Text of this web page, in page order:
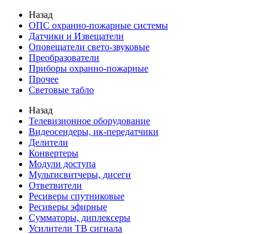
Назад
ОПС охранно-пожарные системы
Датчики и Извещатели
Оповещатели свето-звуковые
Преобразователи
Приборы охранно-пожарные
Прочее
Световые табло
Назад
Телевизионное оборудование
Видеосендеры, ик-передатчики
Делители
Конвертеры
Модули доступа
Мультисвитчеры, дисеги
Ответвители
Ресиверы спутниковые
Ресиверы эфирные
Сумматоры, диплексеры
Усилители ТВ сигнала